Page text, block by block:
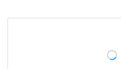
Literaturquellen